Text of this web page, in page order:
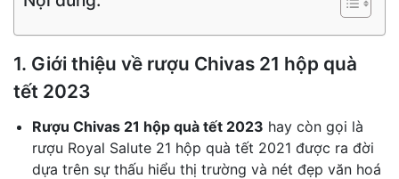
1. Giới thiệu về rượu Chivas 21 hộp quà
tết 2023
Rượu Chivas 21 hộp quà tết 2023 hay còn gọi là
rượu Royal Salute 21 hộp quà tết 2021 được ra đời
dựa trên sự thấu hiểu thị trường và nét đẹp văn hoá